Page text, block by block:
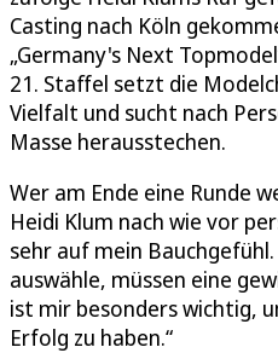
Casting nach Köln
„Germany's Next
21. Staffel setzt die
Vielfalt und sucht nach
Masse herausstechen.
Wer am Ende eine Runde
Heidi Klum nach wie vor
sehr auf mein
auswähle, müssen eine
ist mir besonders wichtig,
Erfolg zu haben.“